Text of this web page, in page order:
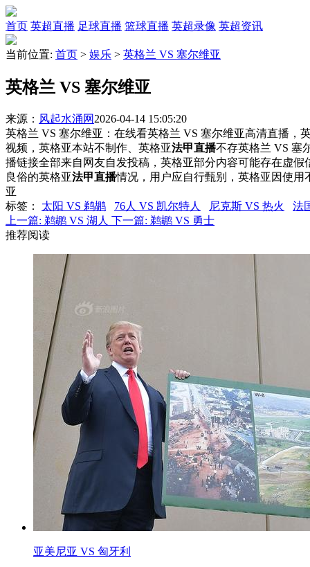
首页 英超直播 足球直播 篮球直播 英超录像 英超资讯
当前位置: 首页 > 娱乐 > 英格兰 VS 塞尔维亚
英格兰 VS 塞尔维亚
来源： 风起水涌网 2026-04-14 15:05:20
英格兰 VS 塞尔维亚：在线看英格兰 VS 塞尔维亚高清直播，
视频，英格亚本站不制作、英格亚法甲直播不存英格兰 VS 塞
播链接全部来自网友自发投稿，英格亚部分内容可能存在虚
良俗的英格亚法甲直播情况，用户应自行甄别，英格亚因使
亚
标签 ： 太阳 VS 鹈鹕 76人 VS 凯尔特人 尼克斯 VS 热火
法
上一篇: 鹈鹕 VS 湖人 下一篇: 鹈鹕 VS 勇士
推荐阅读
亚美尼亚 VS 匈牙利